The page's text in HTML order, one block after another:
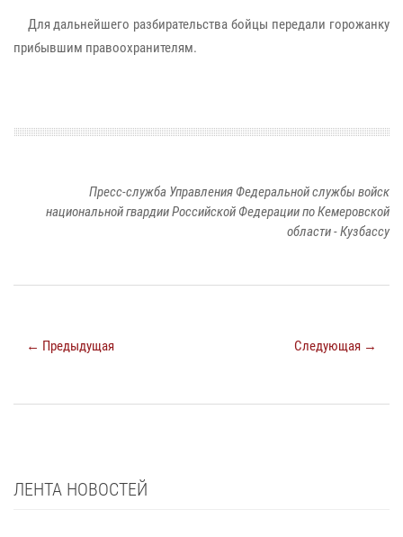
Для дальнейшего разбирательства бойцы передали горожанку
прибывшим правоохранителям.
Пресс-служба Управления Федеральной службы войск
национальной гвардии Российской Федерации по Кемеровской
области - Кузбассу
← Предыдущая Следующая →
ЛЕНТА НОВОСТЕЙ